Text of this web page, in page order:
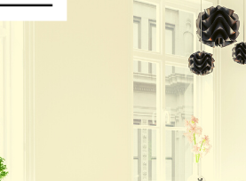
włamaniem w Polsce